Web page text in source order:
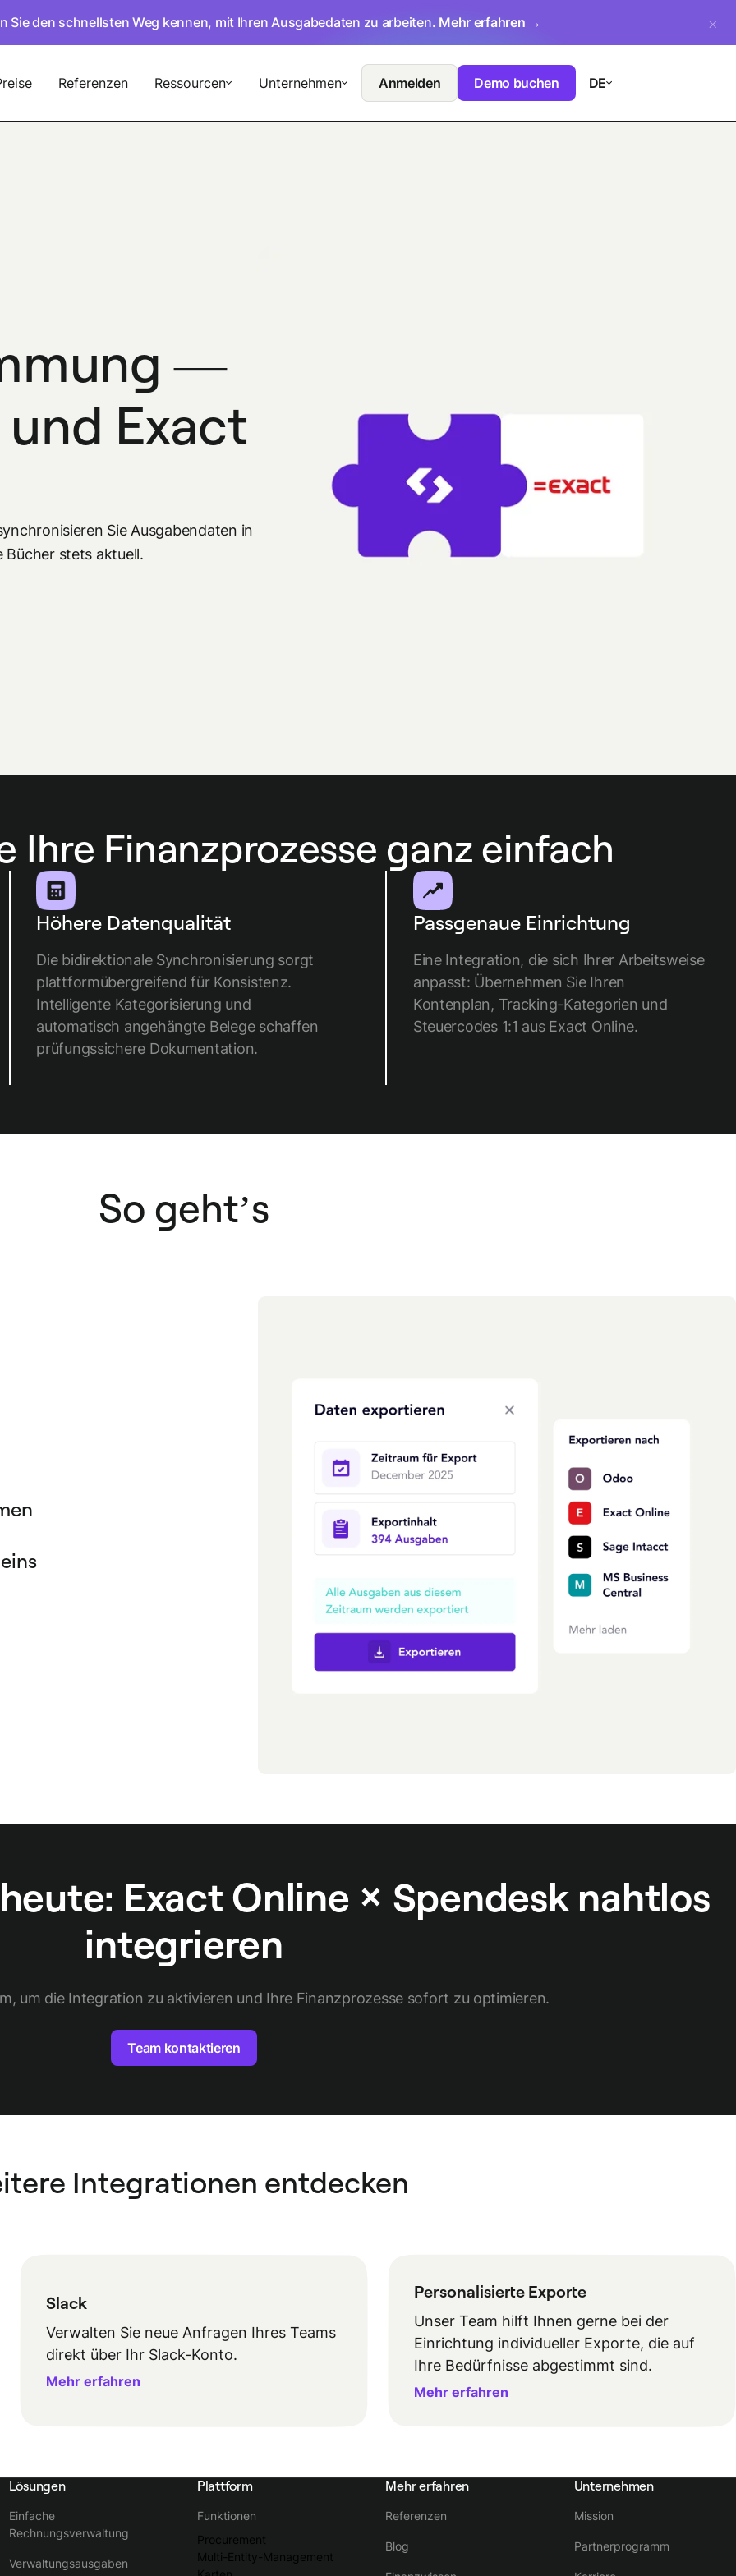
Sie den schnellsten Weg kennen, mit Ihren Ausgabedaten zu arbeiten. Mehr erfahren →
Referenzen Ressourcen Unternehmen Anmelden Demo buchen DE
—
Exact
Sie Ausgabendaten in
Bücher stets aktuell.
Ihre Finanzprozesse ganz einfach
Höhere Datenqualität
Die bidirektionale Synchronisierung sorgt
plattformübergreifend für Konsistenz.
Intelligente Kategorisierung und
automatisch angehängte Belege schaffen
prüfungssichere Dokumentation.
Passgenaue Einrichtung
Eine Integration, die sich Ihrer Arbeitsweise
anpasst: Übernehmen Sie Ihren
Kontenplan, Tracking-Kategorien und
Steuercodes 1:1 aus Exact Online.
So geht’s
sofort startklar.
– damit auf
– noch
Exact Online × Spendesk nahtlos
integrieren
um die Integration zu aktivieren und Ihre Finanzprozesse sofort zu optimieren.
Team kontaktieren
Integrationen entdecken
Slack
Verwalten Sie neue Anfragen Ihres Teams
direkt über Ihr Slack-Konto.
Mehr erfahren
Personalisierte Exporte
Unser Team hilft Ihnen gerne bei der
Einrichtung individueller Exporte, die auf
Ihre Bedürfnisse abgestimmt sind.
Mehr erfahren
Lösungen
Einfache
Rechnungsverwaltung
Verwaltungsausgaben
Plattform
Funktionen
Procurement
Multi-Entity-Management
Mehr erfahren
Referenzen
Blog
Unternehmen
Mission
Partnerprogramm